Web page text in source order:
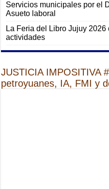
Servicios municipales por el
Asueto laboral
La Feria del Libro Jujuy 2026
actividades
JUSTICIA IMPOSITIVA
petroyuanes, IA, FMI y